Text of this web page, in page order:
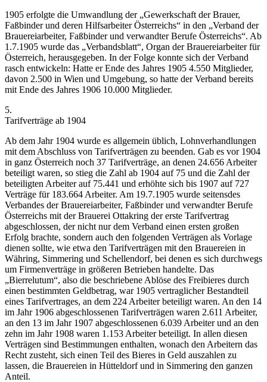
1905 erfolgte die Umwandlung der „Gewerkschaft der Brauer,
Faßbinder und deren Hilfsarbeiter Österreichs“ in den „Verband der
Brauereiarbeiter, Faßbinder und verwandter Berufe Österreichs“. Ab
1.7.1905 wurde das „Verbandsblatt“, Organ der Brauereiarbeiter für
Österreich, herausgegeben. In der Folge konnte sich der Verband
rasch entwickeln: Hatte er Ende des Jahres 1905 4.550 Mitglieder,
davon 2.500 in Wien und Umgebung, so hatte der Verband bereits
mit Ende des Jahres 1906 10.000 Mitglieder.
5.
Tarifverträge ab 1904
Ab dem Jahr 1904 wurde es allgemein üblich, Lohnverhandlungen
mit dem Abschluss von Tarifverträgen zu beenden. Gab es vor 1904
in ganz Österreich noch 37 Tarifverträge, an denen 24.656 Arbeiter
beteiligt waren, so stieg die Zahl ab 1904 auf 75 und die Zahl der
beteiligten Arbeiter auf 75.441 und erhöhte sich bis 1907 auf 727
Verträge für 183.664 Arbeiter. Am 19.7.1905 wurde seitensdes
Verbandes der Brauereiarbeiter, Faßbinder und verwandter Berufe
Österreichs mit der Brauerei Ottakring der erste Tarifvertrag
abgeschlossen, der nicht nur dem Verband einen ersten großen
Erfolg brachte, sondern auch den folgenden Verträgen als Vorlage
dienen sollte, wie etwa den Tarifverträgen mit den Brauereien in
Währing, Simmering und Schellendorf, bei denen es sich durchwegs
um Firmenverträge in größeren Betrieben handelte. Das
„Bierrelutum“, also die beschriebene Ablöse des Freibieres durch
einen bestimmten Geldbetrag, war 1905 vertraglicher Bestandteil
eines Tarifvertrages, an dem 224 Arbeiter beteiligt waren. An den 14
im Jahr 1906 abgeschlossenen Tarifverträgen waren 2.611 Arbeiter,
an den 13 im Jahr 1907 abgeschlossenen 6.039 Arbeiter und an den
zehn im Jahr 1908 waren 1.153 Arbeiter beteiligt. In allen diesen
Verträgen sind Bestimmungen enthalten, wonach den Arbeitern das
Recht zusteht, sich einen Teil des Bieres in Geld auszahlen zu
lassen, die Brauereien in Hütteldorf und in Simmering den ganzen
Anteil.